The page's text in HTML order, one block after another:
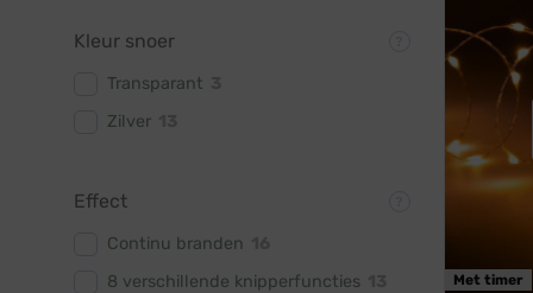
Kleur snoer
Transparant
Zilver
Effect
Continu branden
8 verschillende knipperfuncties
Met timer